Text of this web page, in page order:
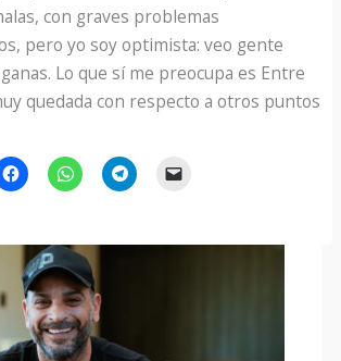
con graves problemas
pero yo soy optimista: veo gente
Lo que sí me preocupa es Entre
quedada con respecto a otros puntos